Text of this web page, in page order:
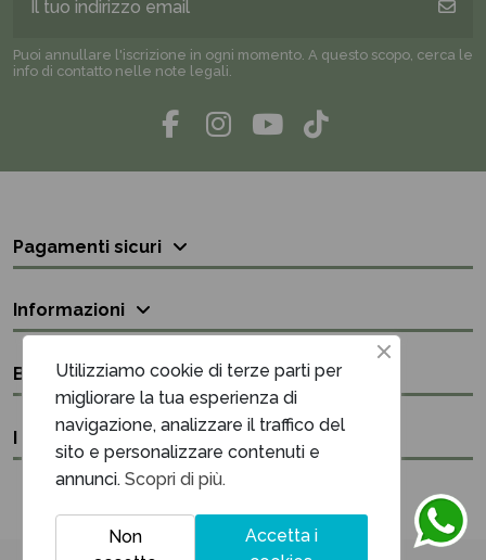
Puoi annullare l'iscrizione in ogni momento. A questo scopo, cerca le
info di contatto nelle note legali.
Pagamenti sicuri
Informazioni
Bisogno di aiuto?
I nostri contatti
Utilizziamo cookie di terze parti per
migliorare la tua esperienza di
navigazione, analizzare il traffico del
sito e personalizzare contenuti e
annunci. Scopri di più.
Accetta i
Non